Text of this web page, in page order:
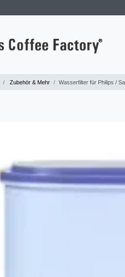
Zubehör & Mehr Wasserfilter für Philips /